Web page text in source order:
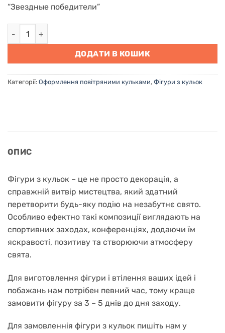
“Звездные победители”
Фігури з кульок на "Зіркові переможці" кількість
ДОДАТИ В КОШИК
Категорії: Оформлення повітряними кульками, Фігури з кульок
ОПИС
Фігури з кульок – це не просто декорація, а
справжній витвір мистецтва, який здатний
перетворити будь-яку подію на незабутнє свято.
Особливо ефектно такі композиції виглядають на
спортивних заходах, конференціях, додаючи їм
яскравості, позитиву та створюючи атмосферу
свята.
Для виготовлення фігури і втілення ваших ідей і
побажань нам потрібен певний час, тому краще
замовити фігуру за 3 – 5 днів до дня заходу.
Для замовленнія фігури з кульок пишіть нам у